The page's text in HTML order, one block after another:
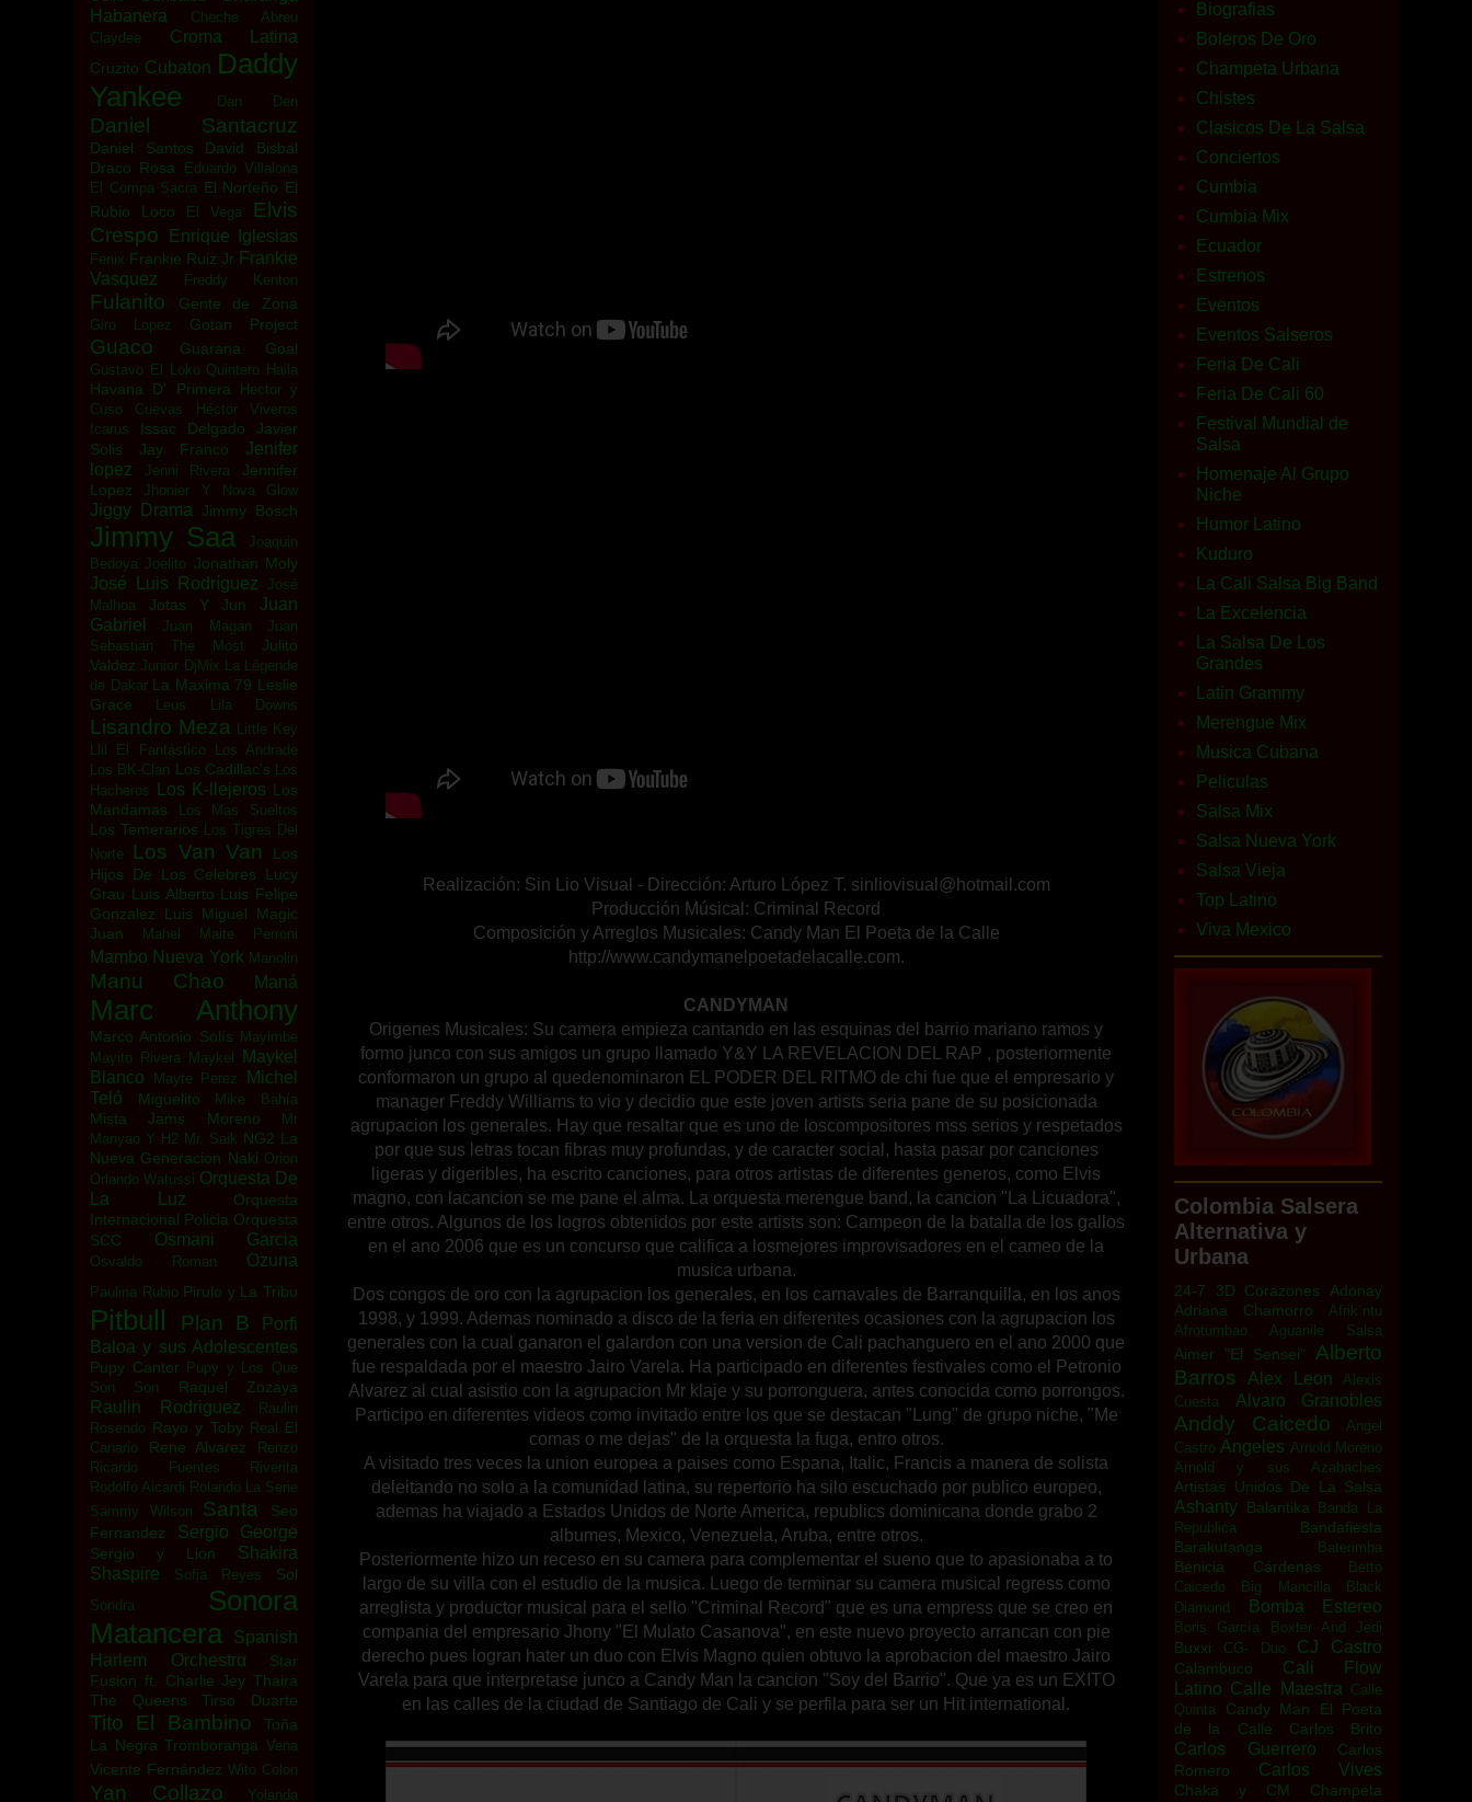
Realización: Sin Lio Visual - Dirección: Arturo López T. sinliovisual@hotmail.com
Producción Músical: Criminal Record
Composición y Arreglos Musicales: Candy Man El Poeta de la Calle
http://www.candymanelpoetadelacalle.com.
CANDYMAN
Origenes Musicales: Su camera empieza cantando en las esquinas del barrio mariano ramos y
formo junco con sus amigos un grupo llamado Y&Y LA REVELACION DEL RAP , posteriormente
conformaron un grupo al quedenominaron EL PODER DEL RITMO de chi fue que el empresario y
manager Freddy Williams to vio y decidio que este joven artists seria pane de su posicionada
agrupacion los generales. Hay que resaltar que es uno de loscompositores mss serios y respetados
por que sus letras tocan fibras muy profundas, y de caracter social, hasta pasar por canciones
ligeras y digeribles, ha escrito canciones, para otros artistas de diferentes generos, como Elvis
magno, con lacancion se me pane el alma. La orquesta merengue band, la cancion "La Licuadora",
entre otros. Algunos de los logros obtenidos por este artists son: Campeon de la batalla de los gallos
en el ano 2006 que es un concurso que califica a losmejores improvisadores en el cameo de la
musica urbana.
Dos congos de oro con la agrupacion los generales, en los carnavales de Barranquilla, en los anos
1998, y 1999. Ademas nominado a disco de la feria en diferentes ocasiones con la agrupacion los
generales con la cual ganaron el galardon con una version de Cali pachanguero en el ano 2000 que
fue respaldada por el maestro Jairo Varela. Ha participado en diferentes festivales como el Petronio
Alvarez al cual asistio con la agrupacion Mr klaje y su porronguera, antes conocida como porrongos.
Participo en diferentes videos como invitado entre los que se destacan "Lung" de grupo niche, "Me
comas o me dejas" de la orquesta la fuga, entro otros.
A visitado tres veces la union europea a paises como Espana, Italic, Francis a manera de solista
deleitando no solo a la comunidad latina, su repertorio ha silo escuchado por publico europeo,
ademas ha viajado a Estados Unidos de Norte America, republics dominicana donde grabo 2
albumes, Mexico, Venezuela, Aruba, entre otros.
Posteriormente hizo un receso en su camera para complementar el sueno que to apasionaba a to
largo de su villa con el estudio de la musica. Luego de terminar su camera musical regress como
arreglista y productor musical para el sello "Criminal Record" que es una empress que se creo en
compania del empresario Jhony "El Mulato Casanova", en este nuevo proyecto arrancan con pie
derecho pues logran hater un duo con Elvis Magno quien obtuvo la aprobacion del maestro Jairo
Varela para que interpretase junco a Candy Man la cancion "Soy del Barrio". Que ya es un EXITO
en las calles de la ciudad de Santiago de Cali y se perfila para ser un Hit international.
Habanera
Cheche Abreu
Claydee
Croma Latina
Cruzito Cubaton Daddy
Yankee
Dan Den
Daniel Santacruz
Daniel Santos
David Bisbal
Draco Rosa
Eduardo Villalona
El Compa Sacra El Norteño El
Rubio Loco
El Vega
Elvis
Crespo
Enrique Iglesias
Fenix Frankie Ruiz Jr Frankie
Vasquez
Freddy Kenton
Fulanito Gente de Zona
Giro Lopez Gotan Project
Guaco Guarana Goal
Gustavo El Loko Quintero Haila
Havana D' Primera
Hector y
Cuso Cuevas
Héctor Viveros
Icarus
Issac Delgado
Javier
Solis
Jay Franco
Jenifer
lopez
Jenni Rivera
Jennifer
Lopez
Jhonier Y Nova Glow
Jiggy Drama Jimmy Bosch
Jimmy Saa
Joaquin
Bedoya Joelito Jonathan Moly
José Luis Rodríguez
José
Malhoa
Jotas Y Jun
Juan
Gabriel
Juan Magan
Juan
Sebastian The Most
Julito
Valdez Junior DjMix La Légende
de Dakar La Maxima 79 Leslie
Grace
Leus Lila Downs
Lisandro Meza Little Key
Llil El Fantástico
Los Andrade
Los BK-Clan Los Cadillac's Los
Hacheros
Los K-llejeros Los
Mandamas
Los Mas Sueltos
Los Temerarios Los Tigres Del
Norte
Los Van Van
Los
Hijos De Los Celebres
Lucy
Grau Luis Alberto Luis Felipe
Gonzalez
Luis Miguel
Magic
Juan
Mahel Maite Perroni
Mambo Nueva York Manolin
Manu Chao Maná
Marc Anthony
Marco Antonio Solís Mayimbe
Mayito Rivera Maykel
Maykel
Blanco
Mayte Perez
Michel
Teló
Miguelito Mike Bahía
Mista Jams Moreno
Mr
Manyao Y H2 Mr. Saik NG2 La
Nueva Generacion Naki Orion
Orlando Watussi Orquesta De
La Luz
Orquesta
Internacional Policia Orquesta
SCC
Osmani Garcia
Osvaldo Roman Ozuna
Paulina Rubio Pirulo y La Tribu
Pitbull Plan B
Porfi
Baloa y sus Adolescentes
Pupy Cantor Pupy y Los Que
Son Son
Raquel Zozaya
Raulin Rodriguez
Raulin
Rosendo Rayo y Toby Real El
Canario
Rene Alvarez
Renzo
Ricardo Fuentes
Riverita
Rodolfo Aicardi Rolando La Serie
Sammy Wilson
Santa
Seo
Fernandez
Sergio George
Sergio y Lion
Shakira
Shaspire
Sofia Reyes Sol
Sondra
Sonora
Matancera
Spanish
Harlem Orchestrα
Star
Fusion ft. Charlie Jey Thaira
The Queens
Tirso Duarte
Tito El Bambino
Toña
La Negra Tromboranga Vena
Vicente Fernández Wito Colon
Yan Collazo Yolanda
Biografias
Boleros De Oro
Champeta Urbana
Chistes
Clasicos De La Salsa
Conciertos
Cumbia
Cumbia Mix
Ecuador
Estrenos
Eventos
Eventos Salseros
Feria De Cali
Feria De Cali 60
Festival Mundial de
Salsa
Homenaje Al Grupo
Niche
Humor Latino
Kuduro
La Cali Salsa Big Band
La Excelencia
La Salsa De Los
Grandes
Latin Grammy
Merengue Mix
Musica Cubana
Peliculas
Salsa Mix
Salsa Nueva York
Salsa Vieja
Top Latino
Viva Mexico
Colombia Salsera
Alternativa y
Urbana
24-7 3D Corazones
Adonay
Adriana Chamorro
Afrik´ntu
Afrotumbao
Aguanile Salsa
Aimer "El Sensei"
Alberto
Barros
Alex Leon
Alexis
Cuesta
Alvaro Granobles
Anddy Caicedo
Angel
Castro Angeles Arnold Moreno
Arnold y sus Azabaches
Artistas Unidos De La Salsa
Ashanty Balantika
Banda La
Republica
Bandafiesta
Barakutanga
Baterimba
Benicia Cárdenas
Betto
Caicedo
Big Mancilla
Black
Diamond
Bomba Estereo
Boris García Boxter And Jedi
Buxxi CG- Duo CJ Castro
Calambuco
Cali Flow
Latino Calle Maestra Calle
Quinta
Candy Man El Poeta
de la Calle
Carlos Brito
Carlos Guerrero
Carlos
Romero
Carlos Vives
Chaka y CM
Champeta